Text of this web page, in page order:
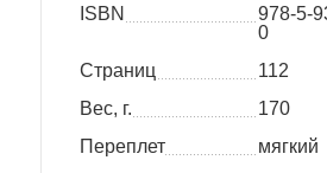
ISBN
978-5-
0
Страниц
112
Вес, г.
170
Переплет
мягкий